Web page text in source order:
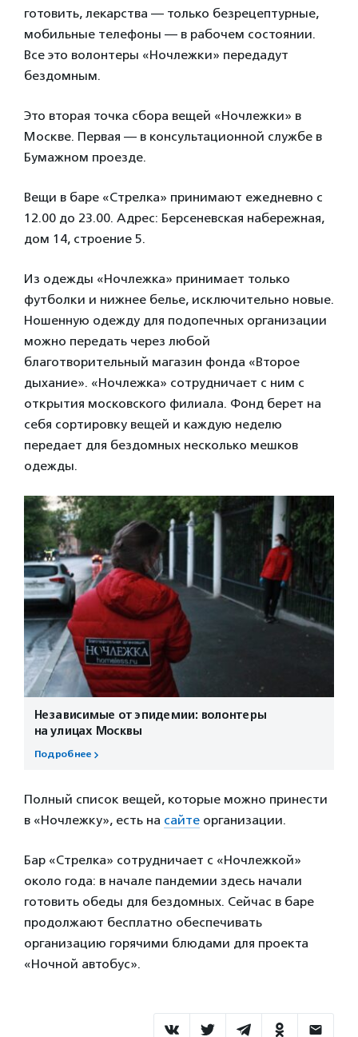
готовить, лекарства — только безрецептурные,
мобильные телефоны — в рабочем состоянии.
Все это волонтеры «Ночлежки» передадут
бездомным.
Это вторая точка сбора вещей «Ночлежки» в
Москве. Первая — в консультационной службе в
Бумажном проезде.
Вещи в баре «Стрелка» принимают ежедневно с
12.00 до 23.00. Адрес: Берсеневская набережная,
дом 14, строение 5.
Из одежды «Ночлежка» принимает только
футболки и нижнее белье, исключительно новые.
Ношенную одежду для подопечных организации
можно передать через любой
благотворительный магазин фонда «Второе
дыхание». «Ночлежка» сотрудничает с ним с
открытия московского филиала. Фонд берет на
себя сортировку вещей и каждую неделю
передает для бездомных несколько мешков
одежды.
Независимые от эпидемии: волонтеры
на улицах Москвы
Подробнее
Полный список вещей, которые можно принести
в «Ночлежку», есть на сайте организации.
Бар «Стрелка» сотрудничает с «Ночлежкой»
около года: в начале пандемии здесь начали
готовить обеды для бездомных. Сейчас в баре
продолжают бесплатно обеспечивать
организацию горячими блюдами для проекта
«Ночной автобус».